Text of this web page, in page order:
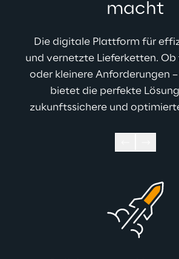
macht
Die digitale Plattform für
und vernetzte Lieferketten.
oder kleinere Anforderungen
bietet die perfekte
zukunftssichere und